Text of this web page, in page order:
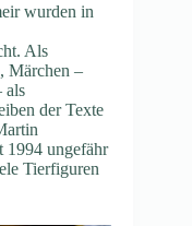
wurden in
Als
Märchen –
als
der Texte
1994 ungefähr
Tierfiguren